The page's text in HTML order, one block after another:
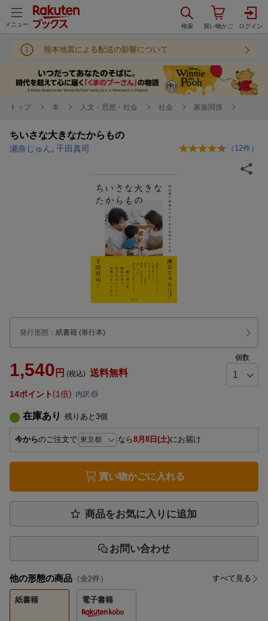
メニュー
熊本地震による配送の影響について
トップ 本 人文・思想・社会 社会 家族関係
ちいさな大きなたからもの
瀬奈じゅん 千田真司 （ 12件）
発行形態 ： 紙書籍 (単行本)
1,540 円 (税込) 送料無料
個数
14ポイント 1倍 内訳
在庫あり 残りあと 3個
今からのご注文で なら8月8日(土)にお届け
買い物かごに入れる
商品をお気に入りに追加
お問い合わせ
他の形態の商品 （全2件） すべて見る
紙書籍 電子書籍